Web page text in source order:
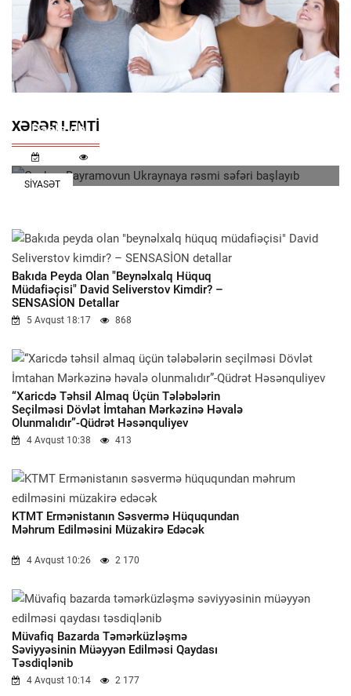
XƏBƏR LENTI
SIYASƏT
Başlayıb
Bakıda Peyda Olan "beynəlxalq Hüquq
Müdafiəçisi" David Seliverstov Kimdir? –
SENSASİON Detallar
5 Avqust 18:17 868
“Xaricdə Təhsil Almaq Üçün Tələbələrin
Seçilməsi Dövlət İmtahan Mərkəzinə Həvalə
Olunmalıdır”-Qüdrət Həsənquliyev
4 Avqust 10:38 413
KTMT Ermənistanın Səsvermə Hüququndan
Məhrum Edilməsini Müzakirə Edəcək
4 Avqust 10:26 2 170
Müvafiq Bazarda Təmərküzləşmə
Səviyyəsinin Müəyyən Edilməsi Qaydası
Təsdiqlənib
4 Avqust 10:14 2 177